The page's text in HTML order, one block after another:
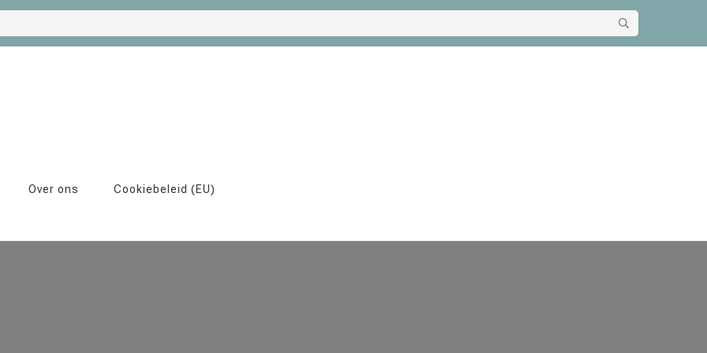
Over ons Cookiebeleid (EU)